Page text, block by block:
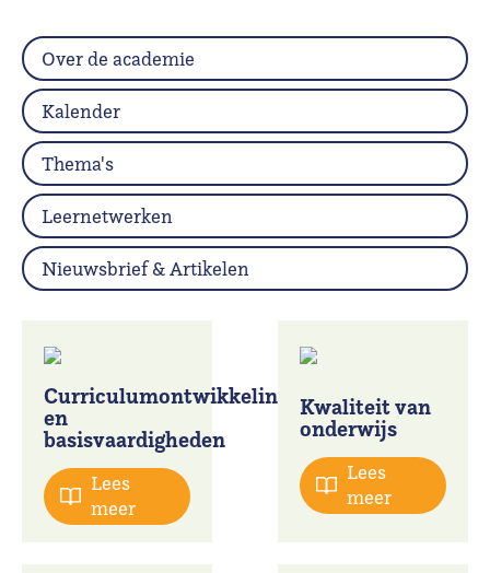
Curriculumontwikkeling
en
basisvaardigheden
Lees
meer
Kwaliteit van
onderwijs
Lees
meer
Over de academie
Kalender
Thema's
Leernetwerken
Nieuwsbrief & Artikelen